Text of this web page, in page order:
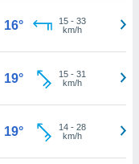
16° 15- 33
km/h
19° 15- 31
km/h
19° 14- 28
km/h